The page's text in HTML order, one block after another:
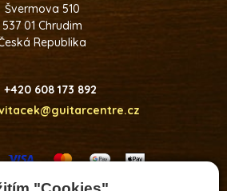
Švermova 510
537 01 Chrudim
Republika
+420 608 173 892